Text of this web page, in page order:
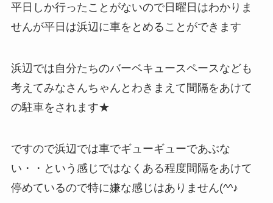
平日しか行ったことがないので日曜日はわかりま
せんが平日は浜辺に車をとめることができます
浜辺では自分たちのバーベキュースペースなども
考えてみなさんちゃんとわきまえて間隔をあけて
の駐車をされます★
ですので浜辺では車でギューギューであぶな
い・・という感じではなくある程度間隔をあけて
停めているので特に嫌な感じはありません(^^♪